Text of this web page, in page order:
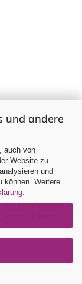
und andere
auch von
Website zu
und
können. Weitere
Mehrwertsteuer,